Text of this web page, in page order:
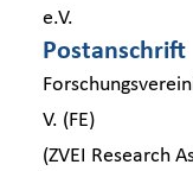
e.V.
Postanschrift
V. (FE)
(ZVEI Research
Publikationen
Branchen-News